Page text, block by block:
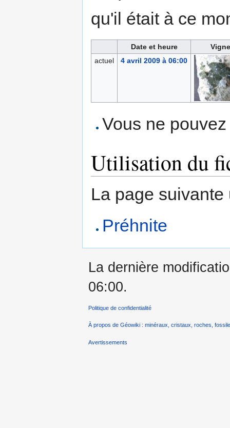
qu'il était à ce
Date et heure
actuel
4 avril 2009 à 06:00
Vous ne
Utilisation du
La page
Préhnite
La dernière
06:00.
Politique de confidentialité
À propos de Géowiki : minéraux, cristaux, roches,
Avertissements